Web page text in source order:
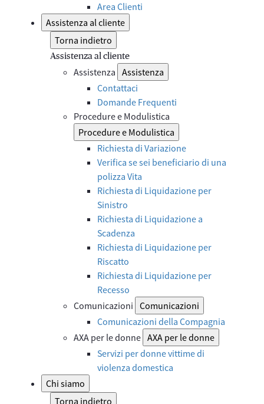
Area Clienti
Assistenza al cliente
Torna indietro
Assistenza al cliente
Assistenza Assistenza
Contattaci
Domande Frequenti
Procedure e Modulistica
Procedure e Modulistica
Richiesta di Variazione
Verifica se sei beneficiario di una
polizza Vita
Richiesta di Liquidazione per
Sinistro
Richiesta di Liquidazione a
Scadenza
Richiesta di Liquidazione per
Riscatto
Richiesta di Liquidazione per
Recesso
Comunicazioni Comunicazioni
Comunicazioni della Compagnia
AXA per le donne AXA per le donne
Servizi per donne vittime di
violenza domestica
Chi siamo
Torna indietro